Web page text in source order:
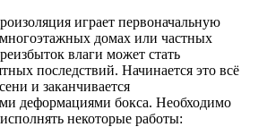
играет первоначальную
домах или частных
влаги может стать
последствий. Начинается это всё
и заканчивается
деформациями бокса. Необходимо
некоторые работы: